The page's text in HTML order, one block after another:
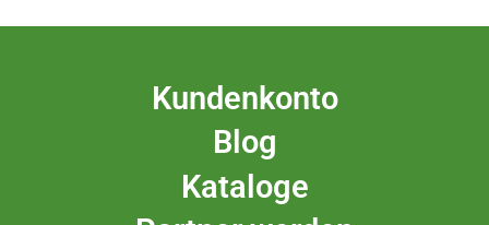
Kundenkonto
Blog
Kataloge